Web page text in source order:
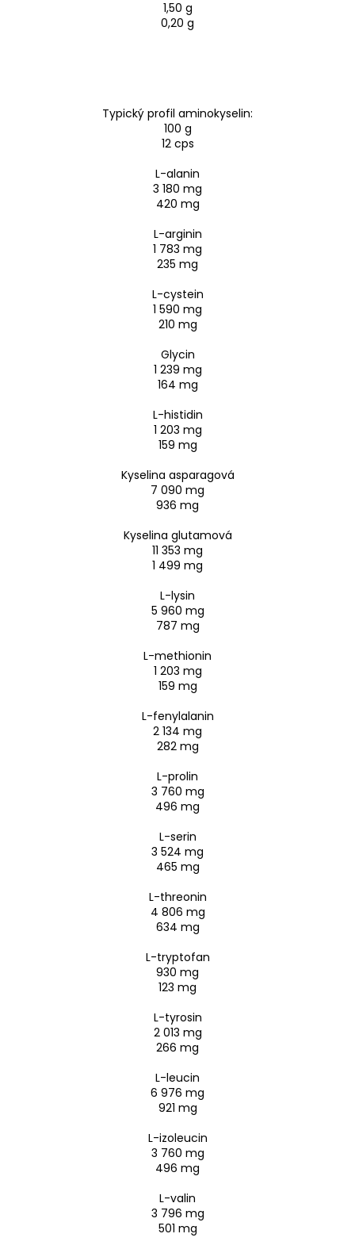
1,50 g
0,20 g
Typický profil aminokyselin:
100 g
12 cps
L-alanin
3 180 mg
420 mg
L-arginin
1 783 mg
235 mg
L-cystein
1 590 mg
210 mg
Glycin
1 239 mg
164 mg
L-histidin
1 203 mg
159 mg
Kyselina asparagová
7 090 mg
936 mg
Kyselina glutamová
11 353 mg
1 499 mg
L-lysin
5 960 mg
787 mg
L-methionin
1 203 mg
159 mg
L-fenylalanin
2 134 mg
282 mg
L-prolin
3 760 mg
496 mg
L-serin
3 524 mg
465 mg
L-threonin
4 806 mg
634 mg
L-tryptofan
930 mg
123 mg
L-tyrosin
2 013 mg
266 mg
L-leucin
6 976 mg
921 mg
L-izoleucin
3 760 mg
496 mg
L-valin
3 796 mg
501 mg